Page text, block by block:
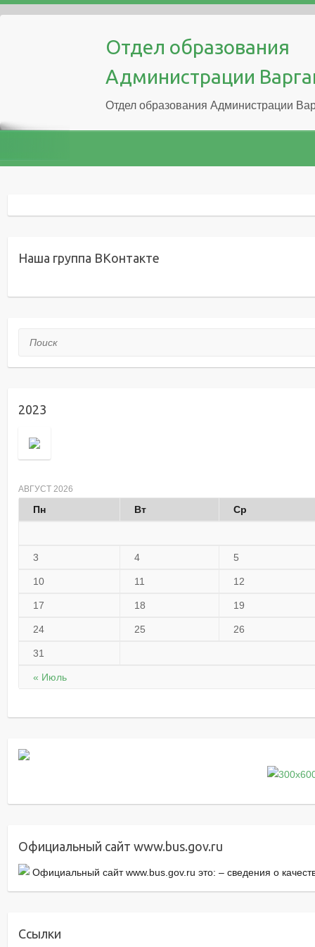
Отдел образования
Администрации
Отдел образования Администрации
Наша группа ВКонтакте
Поиск
2023
АВГУСТ 2026
Пн Вт Ср
« Июль
3 4 5
10 11 12
17 18 19
24 25 26
31
Официальный сайт www.bus.gov.ru
Официальный сайт www.bus.gov.ru это: – cведения о
Ссылки